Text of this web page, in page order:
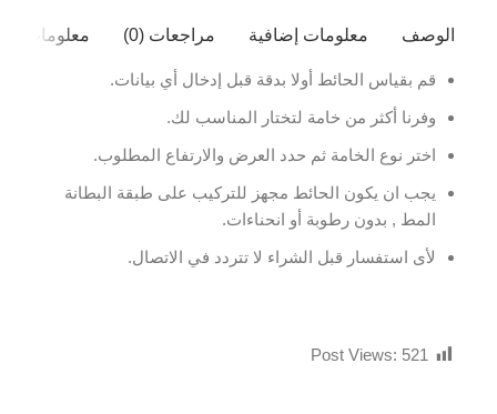
الوصف معلومات إضافية مراجعات (0) معلومات
قم بقياس الحائط أولا بدقة قبل إدخال أي بيانات.
وفرنا أكثر من خامة لتختار المناسب لك.
اختر نوع الخامة ثم حدد العرض والارتفاع المطلوب.
يجب ان يكون الحائط مجهز للتركيب على طبقة البطانة
المط , بدون رطوبة أو انحناءات.
لأى استفسار قبل الشراء لا تتردد في الاتصال.
Post Views: 521